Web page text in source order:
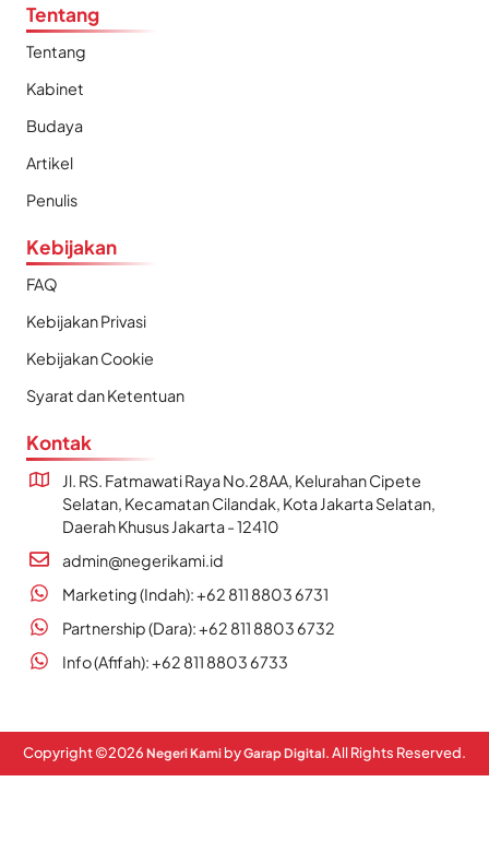
Tentang
Tentang
Kabinet
Budaya
Artikel
Penulis
Kebijakan
FAQ
Kebijakan Privasi
Kebijakan Cookie
Syarat dan Ketentuan
Kontak
Jl. RS. Fatmawati Raya No.28AA, Kelurahan Cipete
Selatan, Kecamatan Cilandak, Kota Jakarta Selatan,
Daerah Khusus Jakarta - 12410
admin@negerikami.id
Marketing (Indah): +62 811 8803 6731
Partnership (Dara): +62 811 8803 6732
Info (Afifah): +62 811 8803 6733
Copyright ©2026 Negeri Kami byGarap Digital. All Rights Reserved.